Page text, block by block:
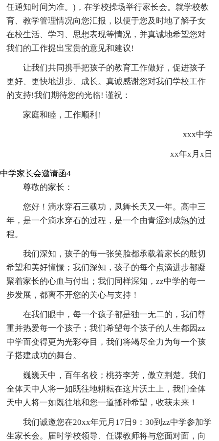
任通知时间为准。)，在学校操场举行家长会。就学校教
育、教学管理情况向您汇报，以便于您及时地了解子女
在校生活、学习、思想表现等情况，并真诚地希望您对
我们的工作提出宝贵的意见和建议!
让我们共同携手把孩子的教育工作做好，促进孩子
更好、更快地进步、成长。真诚感谢您对我们学校工作
的支持!我们期待您的光临! 谨祝：
家庭和睦，工作顺利!
xxx中学
xx年x月x日
中学家长会邀请函4
尊敬的家长：
您好！滴水穿石三载功，凤舞长天又一年。高中三
年，是一个滴水穿石的过程，是一个由青涩到成熟的过
程。
我们深知，孩子的每一张笑脸都承载着家长的殷切
希望和美好憧憬；我们深知，孩子的每个点滴进步都凝
聚着家长的心血与付出；我们同样深知，zz中学的每一
步发展，都离不开您的关心与支持！
在我们眼中，每一个孩子都是独一无二的，我们尊
重并热爱每一个孩子；我们希望每个孩子的人生都因zz
中学而变得更为光彩夺目，我们将竭尽全力为每一个孩
子搭建成功的舞台。
巍巍天中，百年名校；桃芬李芳，傲立荆楚。我们
全体天中人将一如既往地耕耘在这片沃土上，我们全体
天中人将一如既往地和您一道播种希望，收获未来！
我们诚邀您在20xx年元月17日9：30到zz中学参加学
生家长会。届时学校领导、任课教师将与您面对面，向